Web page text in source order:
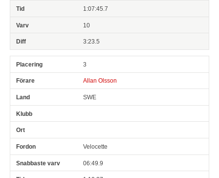
1:07:45.7
10
3:23.5
3
Allan Olsson
SWE
Velocette
06:49.9